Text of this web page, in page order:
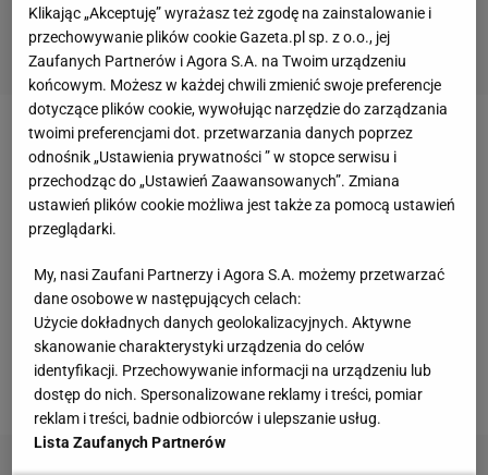
Zobacz strzał Sterlinga z komentarzem
Laskowskiego
Każdy, kto widział ten strzał, miał podobne odczucia.
Twitterze: "Nawet technologia goalline myślała, że
to wpadło!". Tak też myśleli realizatorzytransmisji
BBC. Przez chwilę na ekranach telewizorów w
Wielkiej Brytanii pokazał się taki oto obrazek:
Klikając „Akceptuję” wyrażasz też zgodę na zainstalowanie i
przechowywanie plików cookie Gazeta.pl sp. z o.o., jej
Zaufanych Partnerów i Agora S.A. na Twoim urządzeniu
końcowym. Możesz w każdej chwili zmienić swoje preferencje
dotyczące plików cookie, wywołując narzędzie do zarządzania
twoimi preferencjami dot. przetwarzania danych poprzez
odnośnik „Ustawienia prywatności ” w stopce serwisu i
przechodząc do „Ustawień Zaawansowanych”. Zmiana
ustawień plików cookie możliwa jest także za pomocą ustawień
przeglądarki.
My, nasi Zaufani Partnerzy i Agora S.A. możemy przetwarzać
dane osobowe w następujących celach:
Użycie dokładnych danych geolokalizacyjnych. Aktywne
skanowanie charakterystyki urządzenia do celów
identyfikacji. Przechowywanie informacji na urządzeniu lub
dostęp do nich. Spersonalizowane reklamy i treści, pomiar
reklam i treści, badnie odbiorców i ulepszanie usług.
Lista Zaufanych Partnerów